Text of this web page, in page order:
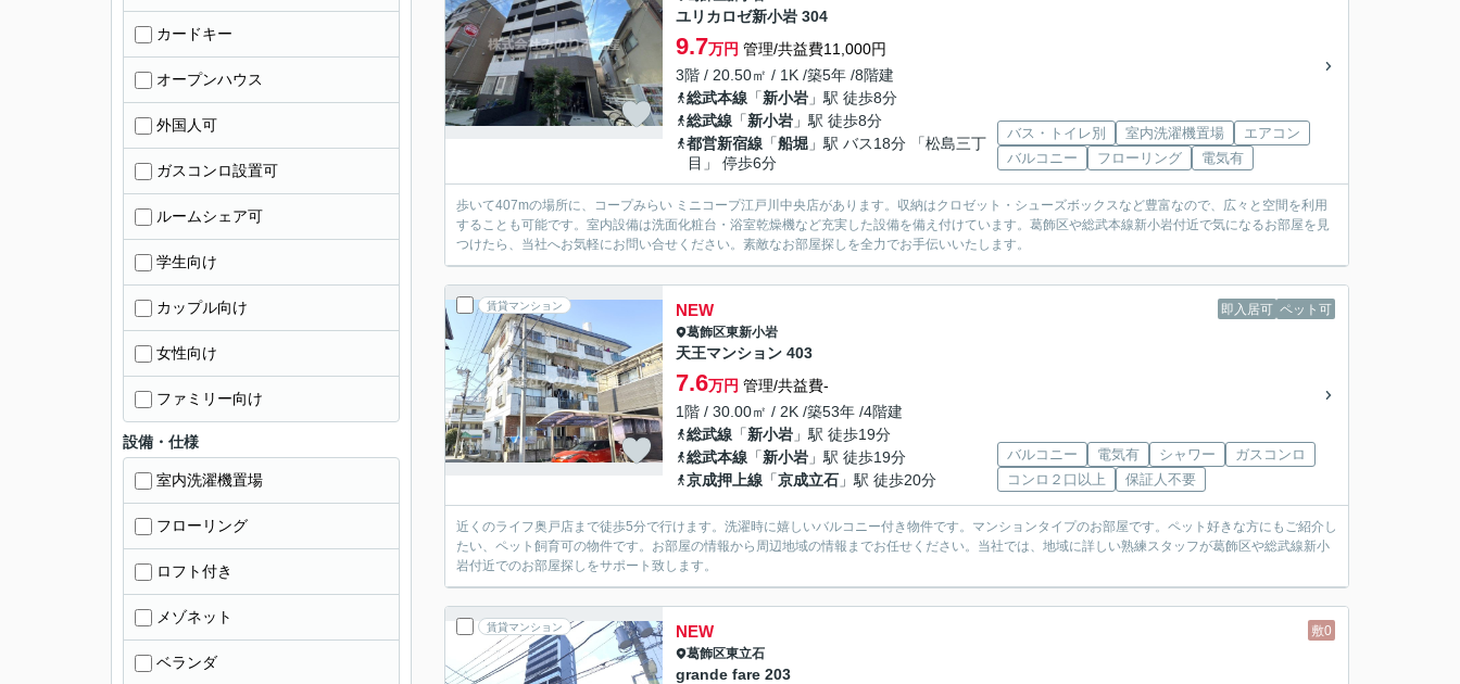
ユリカロゼ新小岩 304
9.7万円 管理/共益費11,000円
3階 / 20.50㎡ / 1K /築5年 /8階建
総武本線 「新小岩 」駅 徒歩8分
総武線 「新小岩 」駅 徒歩8分
都営新宿線 「船堀 」駅 バス18分 「松島三丁
目」 停歩6分
バス・トイレ別 室内洗濯機置場
エアコン
バルコニー
フローリング 電気有
歩いて407mの場所に、コープみらい ミニコープ江戸川中央店があります。収納はクロゼット・シューズボックスなど豊富なので、広々と空間を利用
することも可能です。室内設備は洗面化粧台・浴室乾燥機など充実した設備を備え付けています。葛飾区や総武本線新小岩付近で気になるお部屋を見
つけたら、当社へお気軽にお問い合せください。素敵なお部屋探しを全力でお手伝いいたします。
賃貸マンション 即入居可 ペット可
NEW
葛飾区東新小岩
天王マンション 403
7.6万円 管理/共益費-
1階 / 30.00㎡ / 2K /築53年 /4階建
総武線 「新小岩 」駅 徒歩19分
総武本線 「新小岩 」駅 徒歩19分
京成押上線 「京成立石 」駅 徒歩20分
バルコニー 電気有 シャワー
ガスコンロ
コンロ２口以上
保証人不要
近くのライフ奥戸店まで徒歩5分で行けます。洗濯時に嬉しいバルコニー付き物件です。マンションタイプのお部屋です。ペット好きな方にもご紹介し
たい、ペット飼育可の物件です。お部屋の情報から周辺地域の情報までお任せください。当社では、地域に詳しい熟練スタッフが葛飾区や総武線新小
岩付近でのお部屋探しをサポート致します。
賃貸マンション 敷0
NEW
葛飾区東立石
grande fare 203
カードキー
オープンハウス
外国人可
ガスコンロ設置可
ルームシェア可
学生向け
カップル向け
女性向け
ファミリー向け
設備・仕様
室内洗濯機置場
フローリング
ロフト付き
メゾネット
ベランダ